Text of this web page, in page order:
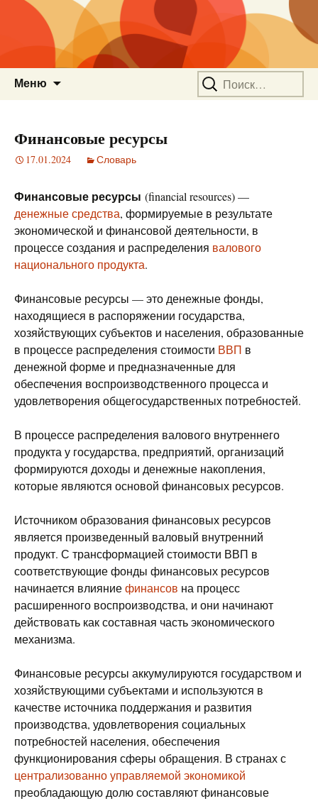
Меню Найти:
Финансовые ресурсы
17.01.2024 Словарь
Финансовые ресурсы (financial resources) —
денежные средства, формируемые в результате
экономической и финансовой деятельности, в
процессе создания и распределения валового
национального продукта.
Финансовые ресурсы — это денежные фонды,
находящиеся в распоряжении государства,
хозяйствующих субъектов и населения, образованные
в процессе распределения стоимости ВВП в
денежной форме и предназначенные для
обеспечения воспроизводственного процесса и
удовлетворения общегосударственных потребностей.
В процессе распределения валового внутреннего
продукта у государства, предприятий, организаций
формируются доходы и денежные накопления,
которые являются основой финансовых ресурсов.
Источником образования финансовых ресурсов
является произведенный валовый внутренний
продукт. С трансформацией стоимости ВВП в
соответствующие фонды финансовых ресурсов
начинается влияниефинансов на процесс
расширенного воспроизводства, и они начинают
действовать как составная часть экономического
механизма.
Финансовые ресурсы аккумулируются государством и
хозяйствующими субъектами и используются в
качестве источника поддержания и развития
производства, удовлетворения социальных
потребностей населения, обеспечения
функционирования сферы обращения. В странах с
централизованно управляемой экономикой
преобладающую долю составляют финансовые